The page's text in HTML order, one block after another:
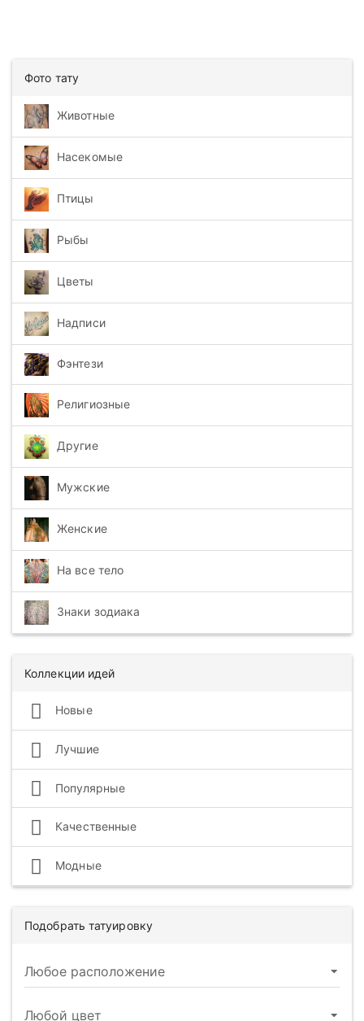
Фото тату
Животные
Насекомые
Птицы
Рыбы
Цветы
Надписи
Фэнтези
Религиозные
Другие
Мужские
Женские
На все тело
Знаки зодиака
Коллекции идей
Новые
Лучшие
Популярные
Качественные
Модные
Подобрать татуировку